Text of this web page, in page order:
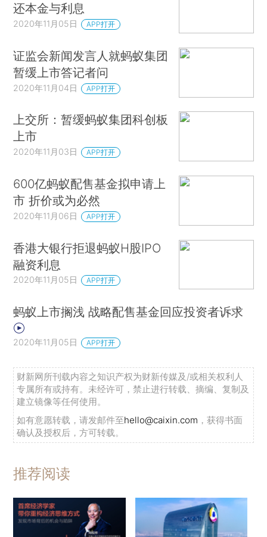
还本金与利息
2020年11月05日 APP打开
证监会新闻发言人就蚂蚁集团
暂缓上市答记者问
2020年11月04日 APP打开
上交所：暂缓蚂蚁集团科创板
上市
2020年11月03日 APP打开
600亿蚂蚁配售基金拟申请上
市 折价或为必然
2020年11月06日 APP打开
香港大银行拒退蚂蚁H股IPO
融资利息
2020年11月05日 APP打开
蚂蚁上市搁浅 战略配售基金回应投资者诉求
2020年11月05日 APP打开
财新网所刊载内容之知识产权为财新传媒及/或相关权利人
专属所有或持有。未经许可，禁止进行转载、摘编、复制及
建立镜像等任何使用。
如有意愿转载，请发邮件至hello@caixin.com ，获得书面
确认及授权后，方可转载。
推荐阅读